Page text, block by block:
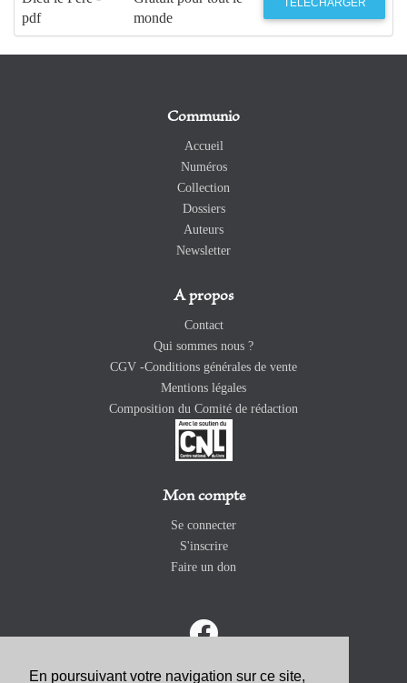
En poursuivant votre navigation sur ce site,
pdf
monde
TÉLÉCHARGER
Communio
Accueil
Numéros
Collection
Dossiers
Auteurs
Newsletter
A propos
Contact
Qui sommes nous ?
CGV -Conditions générales de vente
Mentions légales
Composition du Comité de rédaction
Mon compte
Se connecter
S'inscrire
Faire un don